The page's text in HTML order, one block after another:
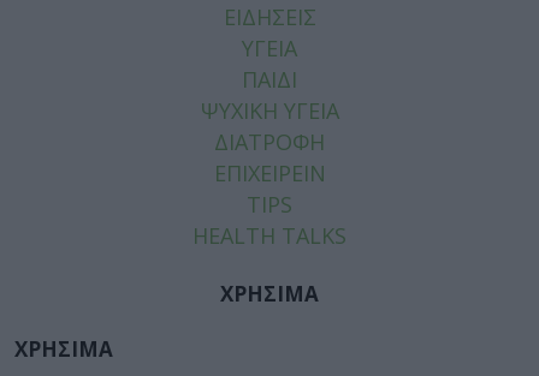
ΕΙΔΗΣΕΙΣ
ΥΓΕΙΑ
ΠΑΙΔΙ
ΨΥΧΙΚΗ ΥΓΕΙΑ
ΔΙΑΤΡΟΦΗ
ΕΠΙΧΕΙΡΕΙΝ
TIPS
HEALTH TALKS
ΧΡΗΣΙΜΑ
ΧΡΗΣΙΜΑ